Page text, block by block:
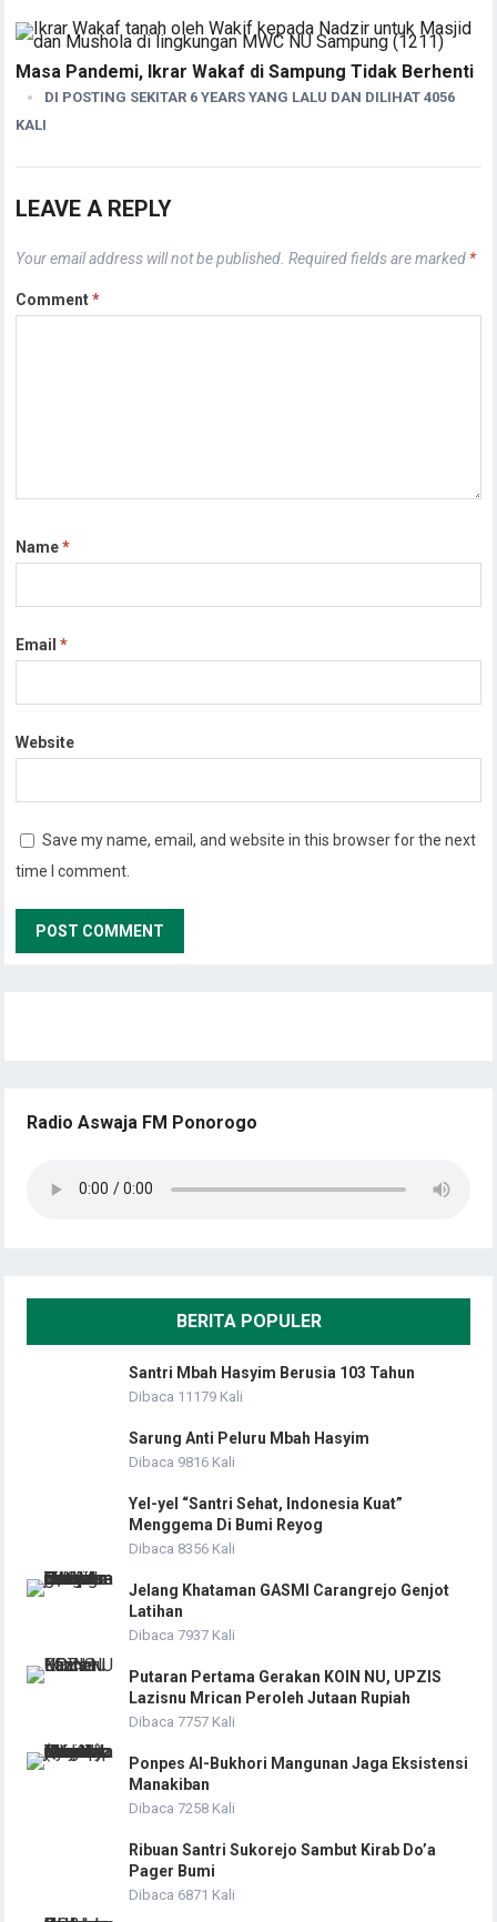
Masa Pandemi, Ikrar Wakaf di Sampung Tidak Berhenti
DI POSTING SEKITAR 6 YEARS YANG LALU DAN DILIHAT 4056
KALI
LEAVE A REPLY
Your email address will not be published. Required fields are marked *
Comment*
Name*
Email*
Website
Save my name, email, and website in this browser for the next
time I comment.
Radio Aswaja FM Ponorogo
BERITA POPULER
Santri Mbah Hasyim Berusia 103 Tahun
Dibaca 11179 Kali
Sarung Anti Peluru Mbah Hasyim
Dibaca 9816 Kali
Yel-yel “Santri Sehat, Indonesia Kuat”
Menggema Di Bumi Reyog
Dibaca 8356 Kali
Jelang Khataman GASMI Carangrejo Genjot
Latihan
Dibaca 7937 Kali
Putaran Pertama Gerakan KOIN NU, UPZIS
Lazisnu Mrican Peroleh Jutaan Rupiah
Dibaca 7757 Kali
Ponpes Al-Bukhori Mangunan Jaga Eksistensi
Manakiban
Dibaca 7258 Kali
Ribuan Santri Sukorejo Sambut Kirab Do’a
Pager Bumi
Dibaca 6871 Kali